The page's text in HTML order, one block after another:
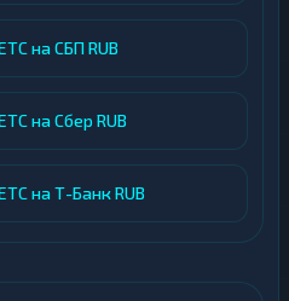
на СБП RUB
на Сбер RUB
на Т-Банк RUB